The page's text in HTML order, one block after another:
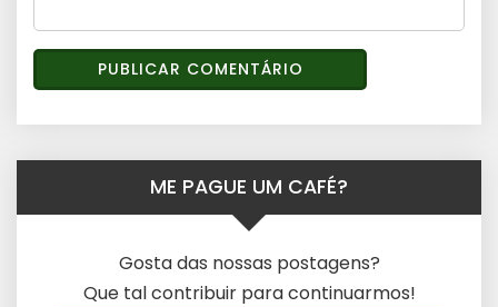
ME PAGUE UM CAFÉ?
Gosta das nossas postagens?
Que tal contribuir para continuarmos!